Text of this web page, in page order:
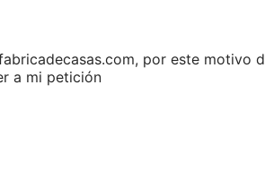
por este motivo
a mi petición